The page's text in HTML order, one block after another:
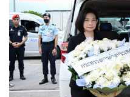
TAGS: Tom Daley
นักกระโด
Olympic Games Paris
Olympic Games 2024